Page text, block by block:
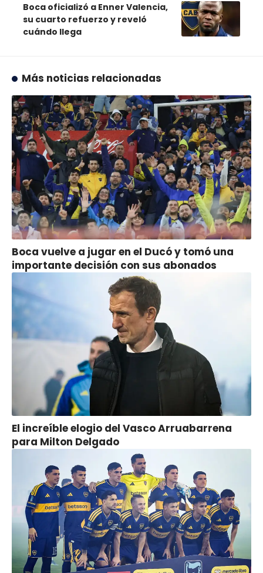
Boca oficializó a Enner Valencia,
su cuarto refuerzo y reveló
cuándo llega
Más noticias relacionadas
Boca vuelve a jugar en el Ducó y tomó una
importante decisión con sus abonados
El increíble elogio del Vasco Arruabarrena
para Milton Delgado